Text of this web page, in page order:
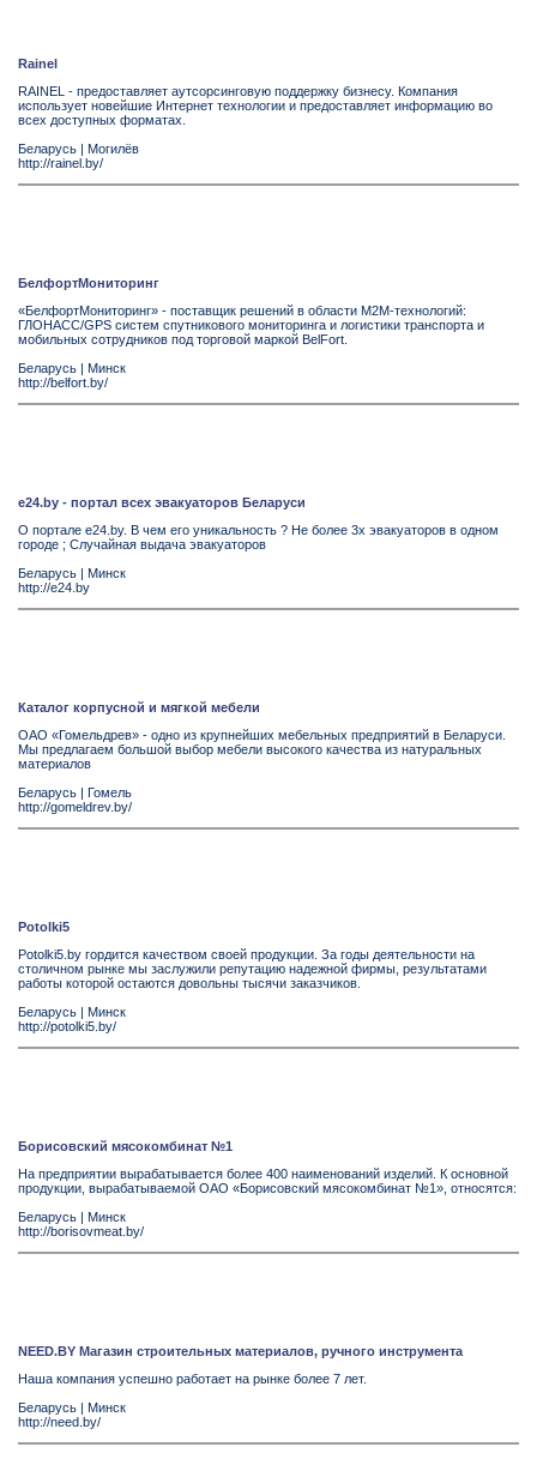
Rainel
RAINEL - предоставляет аутсорсинговую поддержку бизнесу. Компания
использует новейшие Интернет технологии и предоставляет информацию во
всех доступных форматах.
Беларусь | Могилёв
http://rainel.by/
БелфортМониторинг
«БелфортМониторинг» - поставщик решений в области М2М-технологий:
ГЛОНАСС/GPS систем спутникового мониторинга и логистики транспорта и
мобильных сотрудников под торговой маркой BelFort.
Беларусь | Минск
http://belfort.by/
e24.by - портал всех эвакуаторов Беларуси
О портале e24.by. В чем его уникальность ? Не более 3х эвакуаторов в одном
городе ; Случайная выдача эвакуаторов
Беларусь | Минск
http://e24.by
Каталог корпусной и мягкой мебели
ОАО «Гомельдрев» - одно из крупнейших мебельных предприятий в Беларуси.
Мы предлагаем большой выбор мебели высокого качества из натуральных
материалов
Беларусь | Гомель
http://gomeldrev.by/
Potolki5
Рotolki5.by гордится качеством своей продукции. За годы деятельности на
столичном рынке мы заслужили репутацию надежной фирмы, результатами
работы которой остаются довольны тысячи заказчиков.
Беларусь | Минск
http://potolki5.by/
Борисовский мясокомбинат №1
На предприятии вырабатывается более 400 наименований изделий. К основной
продукции, вырабатываемой ОАО «Борисовский мясокомбинат №1», относятся:
Беларусь | Минск
http://borisovmeat.by/
NEED.BY Магазин строительных материалов, ручного инструмента
Наша компания успешно работает на рынке более 7 лет.
Беларусь | Минск
http://need.by/